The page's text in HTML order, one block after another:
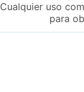
Cualquier uso
para